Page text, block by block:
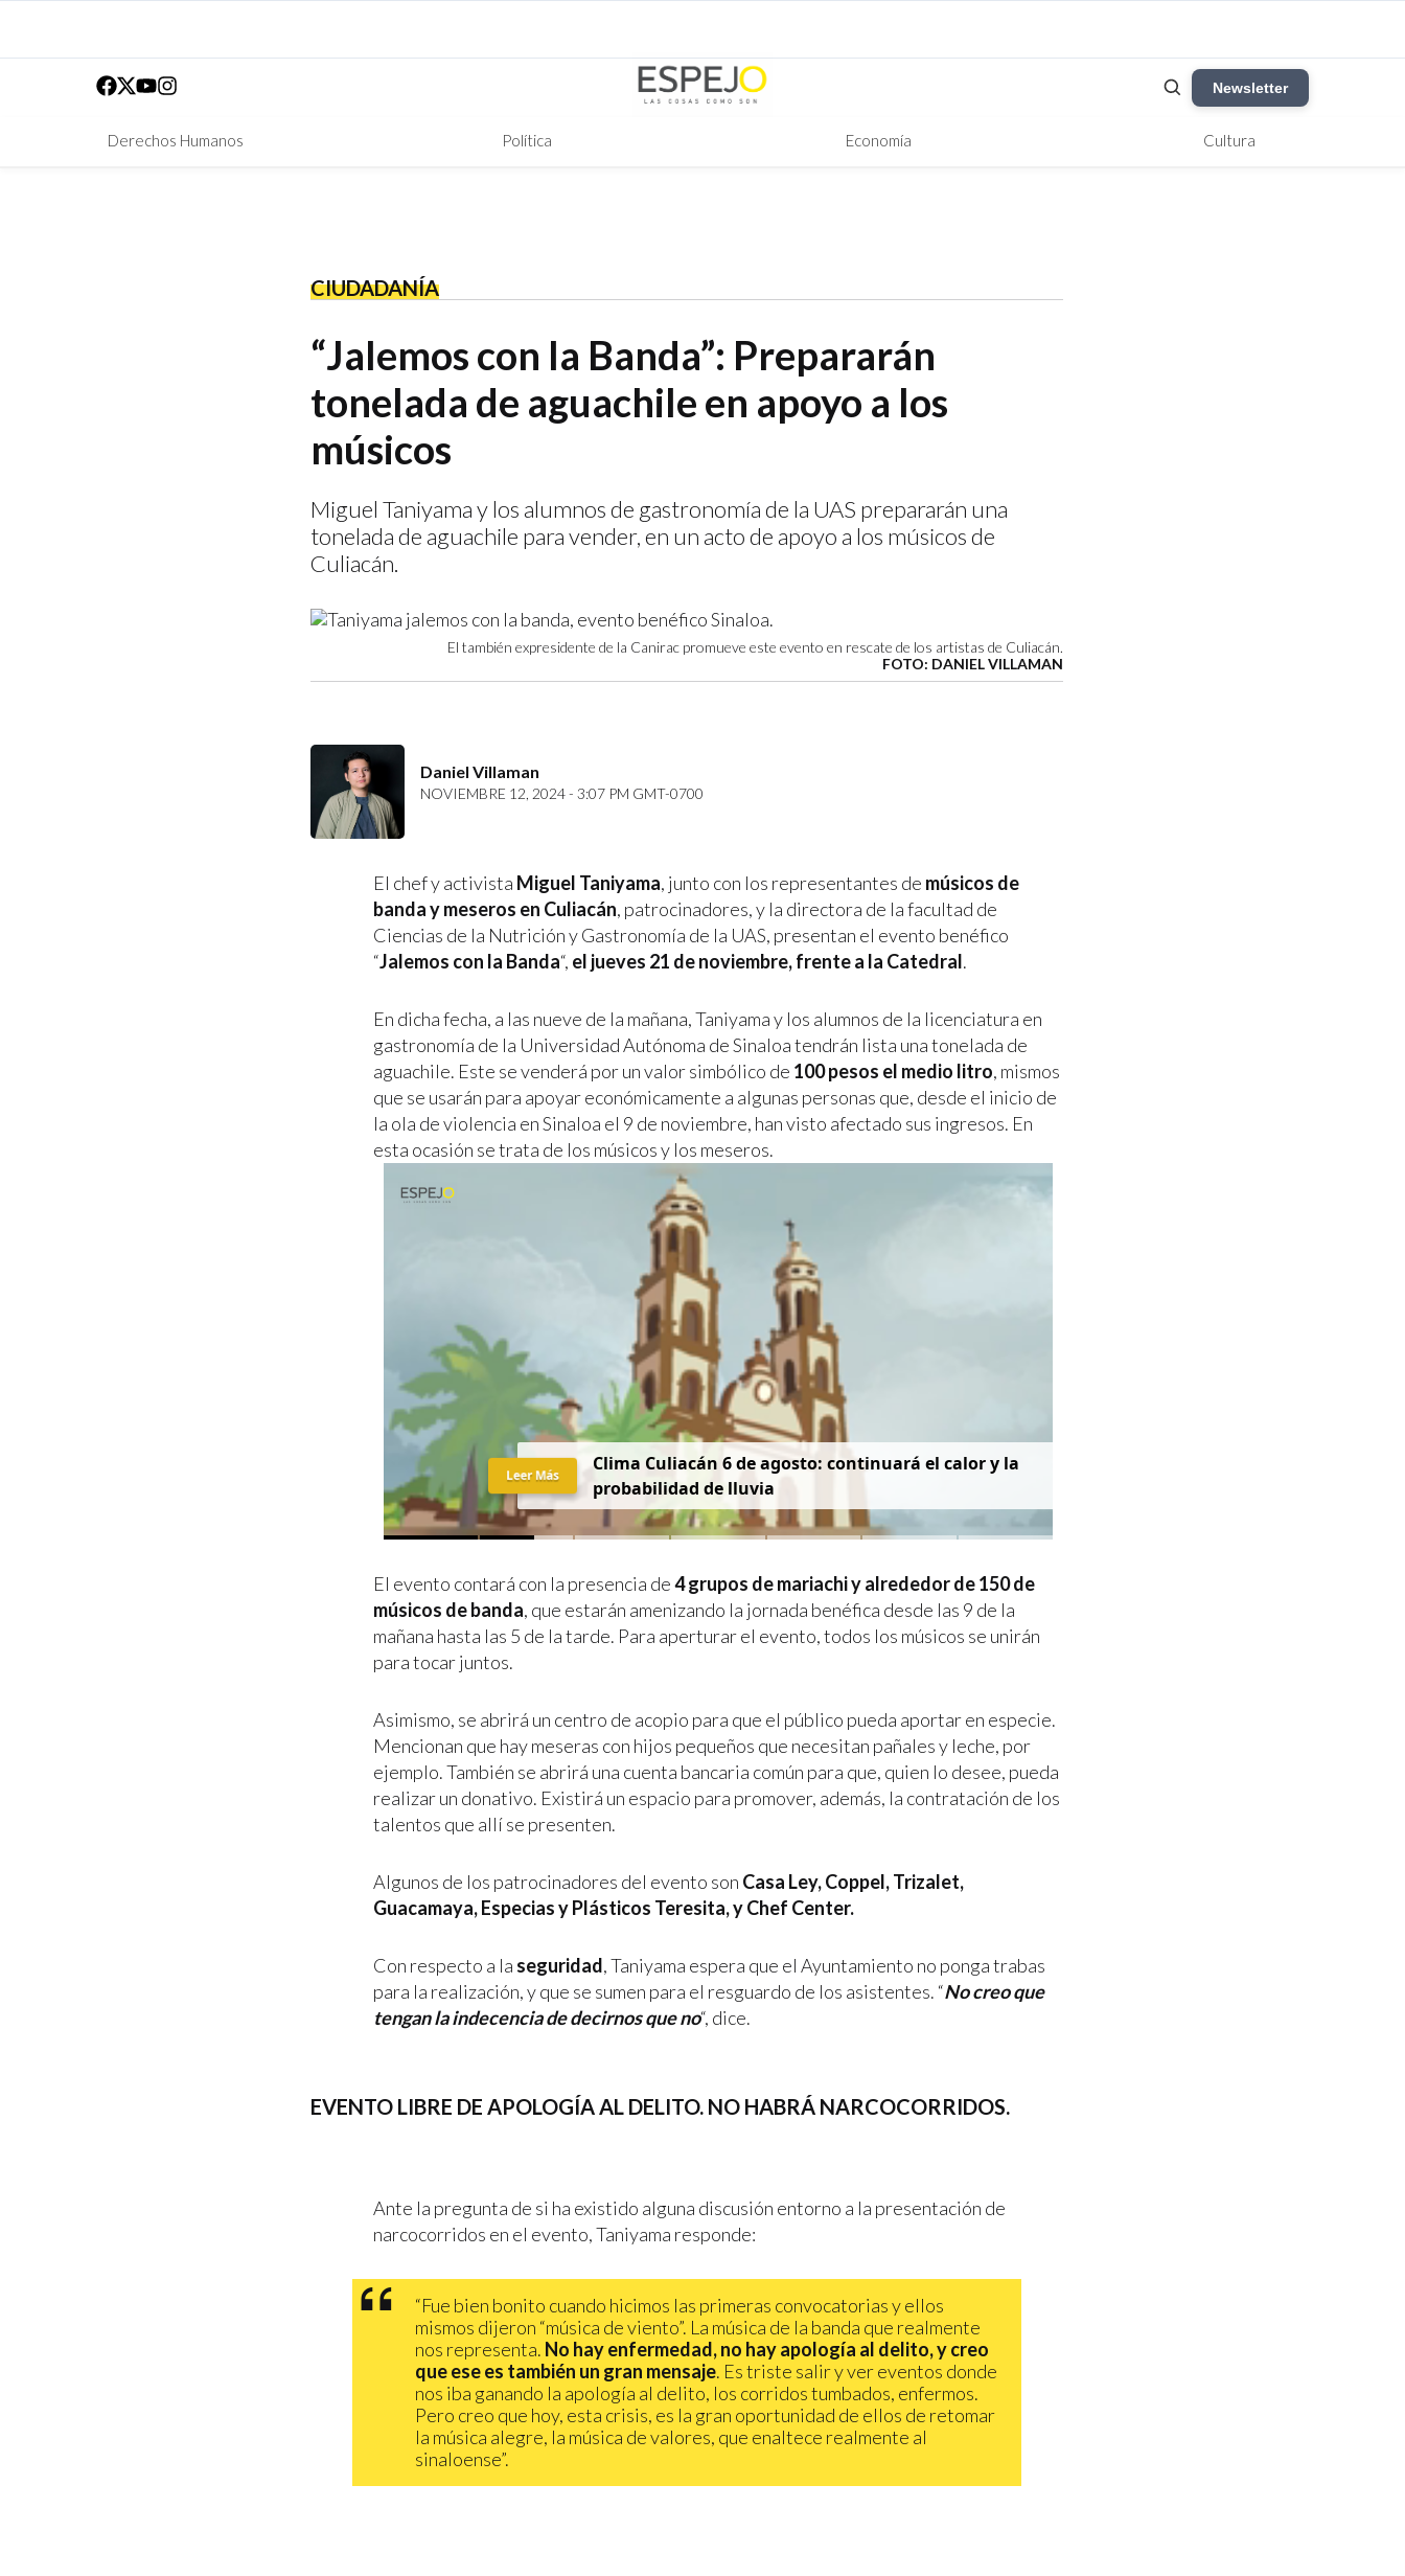
Newsletter
Derechos Humanos Política Economía Cultura
CIUDADANÍA
“Jalemos con la Banda”: Prepararán
tonelada de aguachile en apoyo a los
músicos
Miguel Taniyama y los alumnos de gastronomía de la UAS prepararán una
tonelada de aguachile para vender, en un acto de apoyo a los músicos de
Culiacán.
El también expresidente de la Canirac promueve este evento en rescate de los artistas de Culiacán.
FOTO: DANIEL VILLAMAN
Daniel Villaman
NOVIEMBRE 12, 2024 - 3:07 PM GMT-0700
El chef y activista Miguel Taniyama, junto con los representantes de músicos de
banda y meseros en Culiacán, patrocinadores, y la directora de la facultad de
Ciencias de la Nutrición y Gastronomía de la UAS, presentan el evento benéfico
“Jalemos con la Banda“, el jueves 21 de noviembre, frente a la Catedral.
En dicha fecha, a las nueve de la mañana, Taniyama y los alumnos de la licenciatura en
gastronomía de la Universidad Autónoma de Sinaloa tendrán lista una tonelada de
aguachile. Este se venderá por un valor simbólico de 100 pesos el medio litro, mismos
que se usarán para apoyar económicamente a algunas personas que, desde el inicio de
la ola de violencia en Sinaloa el 9 de noviembre, han visto afectado sus ingresos. En
esta ocasión se trata de los músicos y los meseros.
Clima Culiacán 6 de agosto: continuará el calor y la
probabilidad de lluvia
Leer Más
El evento contará con la presencia de4 grupos de mariachi y alrededor de 150 de
músicos de banda, que estarán amenizando la jornada benéfica desde las 9 de la
mañana hasta las 5 de la tarde. Para aperturar el evento, todos los músicos se unirán
para tocar juntos.
Asimismo, se abrirá un centro de acopio para que el público pueda aportar en especie.
Mencionan que hay meseras con hijos pequeños que necesitan pañales y leche, por
ejemplo. También se abrirá una cuenta bancaria común para que, quien lo desee, pueda
realizar un donativo. Existirá un espacio para promover, además, la contratación de los
talentos que allí se presenten.
Algunos de los patrocinadores del evento son Casa Ley, Coppel, Trizalet,
Guacamaya, Especias y Plásticos Teresita, y Chef Center.
Con respecto a la seguridad, Taniyama espera que el Ayuntamiento no ponga trabas
para la realización, y que se sumen para el resguardo de los asistentes. “No creo que
tengan la indecencia de decirnos que no“, dice.
EVENTO LIBRE DE APOLOGÍA AL DELITO. NO HABRÁ NARCOCORRIDOS.
Ante la pregunta de si ha existido alguna discusión entorno a la presentación de
narcocorridos en el evento, Taniyama responde:
“Fue bien bonito cuando hicimos las primeras convocatorias y ellos
mismos dijeron “música de viento”. La música de la banda que realmente
nos representa. No hay enfermedad, no hay apología al delito, y creo
que ese es también un gran mensaje. Es triste salir y ver eventos donde
nos iba ganando la apología al delito, los corridos tumbados, enfermos.
Pero creo que hoy, esta crisis, es la gran oportunidad de ellos de retomar
la música alegre, la música de valores, que enaltece realmente al
sinaloense”.